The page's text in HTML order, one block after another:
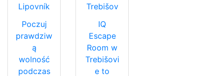
Lipovník
Poczuj
prawdziw
ą
wolność
podczas
Trebišov
IQ
Escape
Room w
Trebišovi
e to